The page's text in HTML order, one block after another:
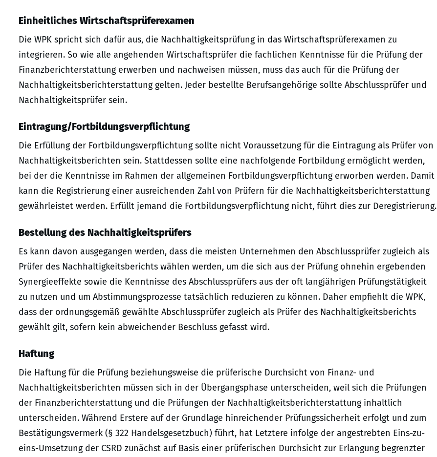
Einheitliches Wirtschaftsprüferexamen
Die WPK spricht sich dafür aus, die Nachhaltigkeitsprüfung in das Wirtschaftsprüferexamen zu
integrieren. So wie alle angehenden Wirtschaftsprüfer die fachlichen Kenntnisse für die Prüfung der
Finanzberichterstattung erwerben und nachweisen müssen, muss das auch für die Prüfung der
Nachhaltigkeitsberichterstattung gelten. Jeder bestellte Berufsangehörige sollte Abschlussprüfer und
Nachhaltigkeitsprüfer sein.
Eintragung/Fortbildungsverpflichtung
Die Erfüllung der Fortbildungsverpflichtung sollte nicht Voraussetzung für die Eintragung als Prüfer von
Nachhaltigkeitsberichten sein. Stattdessen sollte eine nachfolgende Fortbildung ermöglicht werden,
bei der die Kenntnisse im Rahmen der allgemeinen Fortbildungsverpflichtung erworben werden. Damit
kann die Registrierung einer ausreichenden Zahl von Prüfern für die Nachhaltigkeitsberichterstattung
gewährleistet werden. Erfüllt jemand die Fortbildungsverpflichtung nicht, führt dies zur Deregistrierung.
Bestellung des Nachhaltigkeitsprüfers
Es kann davon ausgegangen werden, dass die meisten Unternehmen den Abschlussprüfer zugleich als
Prüfer des Nachhaltigkeitsberichts wählen werden, um die sich aus der Prüfung ohnehin ergebenden
Synergieeffekte sowie die Kenntnisse des Abschlussprüfers aus der oft langjährigen Prüfungstätigkeit
zu nutzen und um Abstimmungsprozesse tatsächlich reduzieren zu können. Daher empfiehlt die WPK,
dass der ordnungsgemäß gewählte Abschlussprüfer zugleich als Prüfer des Nachhaltigkeitsberichts
gewählt gilt, sofern kein abweichender Beschluss gefasst wird.
Haftung
Die Haftung für die Prüfung beziehungsweise die prüferische Durchsicht von Finanz- und
Nachhaltigkeitsberichten müssen sich in der Übergangsphase unterscheiden, weil sich die Prüfungen
der Finanzberichterstattung und die Prüfungen der Nachhaltigkeitsberichterstattung inhaltlich
unterscheiden. Während Erstere auf der Grundlage hinreichender Prüfungssicherheit erfolgt und zum
Bestätigungsvermerk (§ 322 Handelsgesetzbuch) führt, hat Letztere infolge der angestrebten Eins-zu-
eins-Umsetzung der CSRD zunächst auf Basis einer prüferischen Durchsicht zur Erlangung begrenzter